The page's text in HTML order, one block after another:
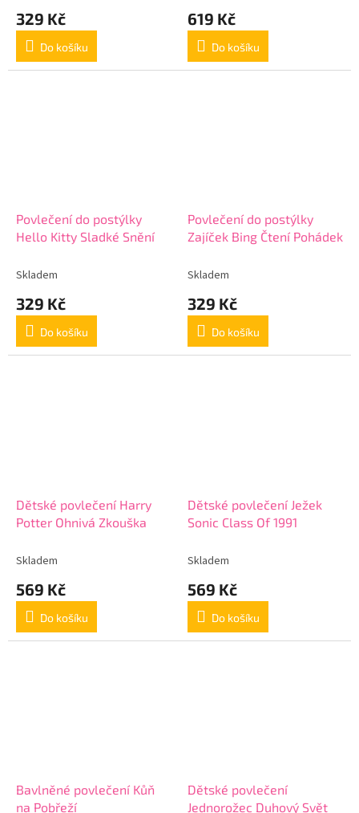
329 Kč
Do košíku
619 Kč
Do košíku
Povlečení do postýlky
Hello Kitty Sladké Snění
Skladem
329 Kč
Do košíku
Povlečení do postýlky
Zajíček Bing Čtení Pohádek
Skladem
329 Kč
Do košíku
Dětské povlečení Harry
Potter Ohnivá Zkouška
Skladem
569 Kč
Do košíku
Dětské povlečení Ježek
Sonic Class Of 1991
Skladem
569 Kč
Do košíku
Bavlněné povlečení Kůň
na Pobřeží
Dětské povlečení
Jednorožec Duhový Svět